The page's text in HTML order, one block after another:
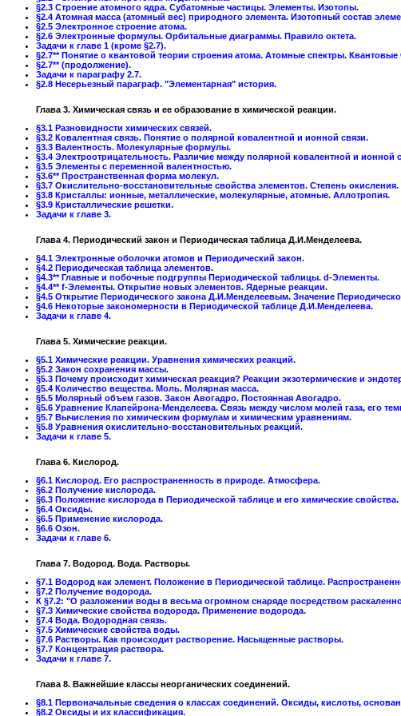
§2.3 Строение атомного ядра. Субатомные частицы. Элементы. Изотопы.
§2.4 Атомная масса (атомный вес) природного элемента. Изотопный состав
§2.5 Электронное строение атома.
§2.6 Электронные формулы. Орбитальные диаграммы. Правило октета.
Задачи к главе 1 (кроме §2.7).
§2.7** Понятие о квантовой теории строения атома. Атомные спектры. Квантовые
§2.7** (продолжение).
Задачи к параграфу 2.7.
§2.8 Несерьезный параграф. "Элементарная" история.
Глава 3. Химическая связь и ее образование в химической реакции.
§3.1 Разновидности химических связей.
§3.2 Ковалентная связь. Понятие о полярной ковалентной и ионной связи.
§3.3 Валентность. Молекулярные формулы.
§3.4 Электроотрицательность. Различие между полярной ковалентной и ионной
§3.5 Элементы с переменной валентностью.
§3.6** Пространственная форма молекул.
§3.7 Окислительно-восстановительные свойства элементов. Степень окисления.
§3.8 Кристаллы: ионные, металлические, молекулярные, атомные. Аллотропия.
§3.9 Кристаллические решетки.
Задачи к главе 3.
Глава 4. Периодический закон и Периодическая таблица Д.И.Менделеева.
§4.1 Электронные оболочки атомов и Периодический закон.
§4.2 Периодическая таблица элементов.
§4.3** Главные и побочные подгруппы Периодической таблицы. d-Элементы.
§4.4** f-Элементы. Открытие новых элементов. Ядерные реакции.
§4.5 Открытие Периодического закона Д.И.Менделеевым. Значение
§4.6 Некоторые закономерности в Периодической таблице Д.И.Менделеева.
Задачи к главе 4.
Глава 5. Химические реакции.
§5.1 Химические реакции. Уравнения химических реакций.
§5.2 Закон сохранения массы.
§5.3 Почему происходит химическая реакция? Реакции экзотермические и
§5.4 Количество вещества. Моль. Молярная масса.
§5.5 Молярный объем газов. Закон Авогадро. Постоянная Авогадро.
§5.6 Уравнение Клапейрона-Менделеева. Связь между числом молей газа, его
§5.7 Вычисления по химическим формулам и химическим уравнениям.
§5.8 Уравнения окислительно-восстановительных реакций.
Задачи к главе 5.
Глава 6. Кислород.
§6.1 Кислород. Его распространенность в природе. Атмосфера.
§6.2 Получение кислорода.
§6.3 Положение кислорода в Периодической таблице и его химические свойства.
§6.4 Оксиды.
§6.5 Применение кислорода.
§6.6 Озон.
Задачи к главе 6.
Глава 7. Водород. Вода. Растворы.
§7.1 Водород как элемент. Положение в Периодической таблице.
§7.2 Получение водорода.
К §7.2: "О разложении воды в весьма огромном снаряде посредством
§7.3 Химические свойства водорода. Применение водорода.
§7.4 Вода. Водородная связь.
§7.5 Химические свойства воды.
§7.6 Растворы. Как происходит растворение. Насыщенные растворы.
§7.7 Концентрация раствора.
Задачи к главе 7.
Глава 8. Важнейшие классы неорганических соединений.
§8.1 Первоначальные сведения о классах соединений. Оксиды, кислоты,
§8.2 Оксиды и их классификация.